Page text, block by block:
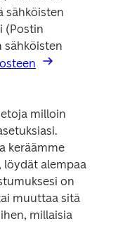
sähköisten
(Postin
sähköisten
milloin
keräämme
löydät alempaa
on
muuttaa sitä
millaisia